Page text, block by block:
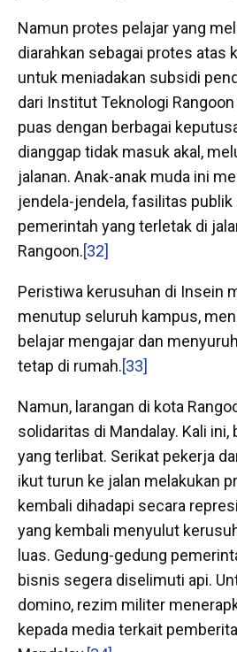
Namun protes pelajar yang
diarahkan sebagai protes atas
untuk meniadakan subsidi
dari Institut Teknologi
puas dengan berbagai
dianggap tidak masuk akal,
jalanan. Anak-anak muda ini
jendela-jendela, fasilitas publik
pemerintah yang terletak di
Rangoon.[32]
Peristiwa kerusuhan di Insein
menutup seluruh kampus,
belajar mengajar dan
tetap di rumah.[33]
Namun, larangan di kota
solidaritas di Mandalay. Kali ini,
yang terlibat. Serikat pekerja
ikut turun ke jalan melakukan
kembali dihadapi secara
yang kembali menyulut
luas. Gedung-gedung
bisnis segera diselimuti api.
domino, rezim militer
kepada media terkait